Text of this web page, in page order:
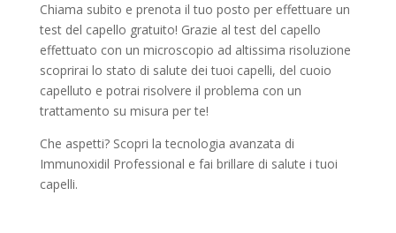
Chiama subito e prenota il tuo posto per effettuare un
test del capello gratuito! Grazie al test del capello
effettuato con un microscopio ad altissima risoluzione
scoprirai lo stato di salute dei tuoi capelli, del cuoio
capelluto e potrai risolvere il problema con un
trattamento su misura per te!
Che aspetti? Scopri la tecnologia avanzata di
Immunoxidil Professional e fai brillare di salute i tuoi
capelli.